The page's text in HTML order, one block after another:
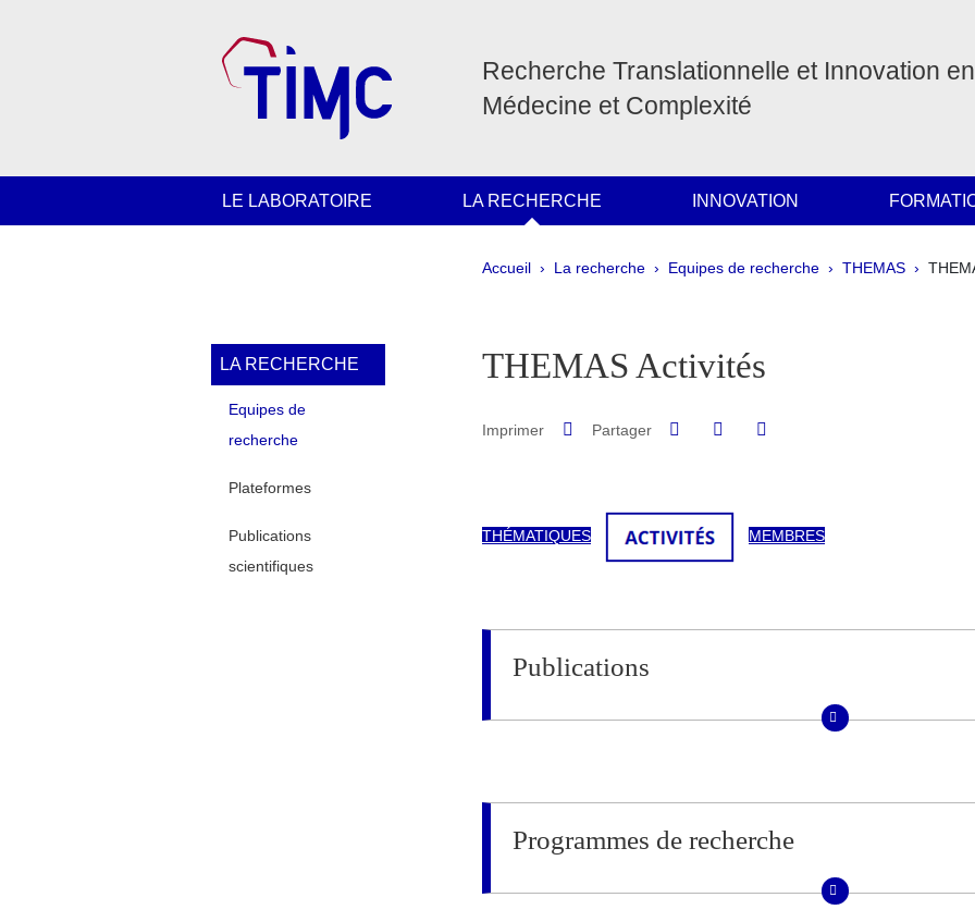
Recherche Translationnelle et Innovation en
Médecine et Complexité
Navigation principale
LE LABORATOIRE LA RECHERCHE INNOVATION
Fil d'Ariane
Accueil La recherche Equipes de recherche THEMAS
Navigation principale Sidebar
LA RECHERCHE
Equipes de
recherche
Plateformes
Publications
scientifiques
THEMAS Activités
Imprimer Partager Partager sur Facebook
Partager sur LinkedIn
THÉMATIQUES MEMBRES
Publications
Programmes de recherche